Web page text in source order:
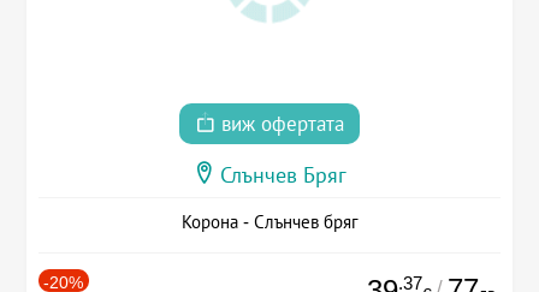
виж офертата
Слънчев Бряг
Корона - Слънчев бряг
-20% .37 /